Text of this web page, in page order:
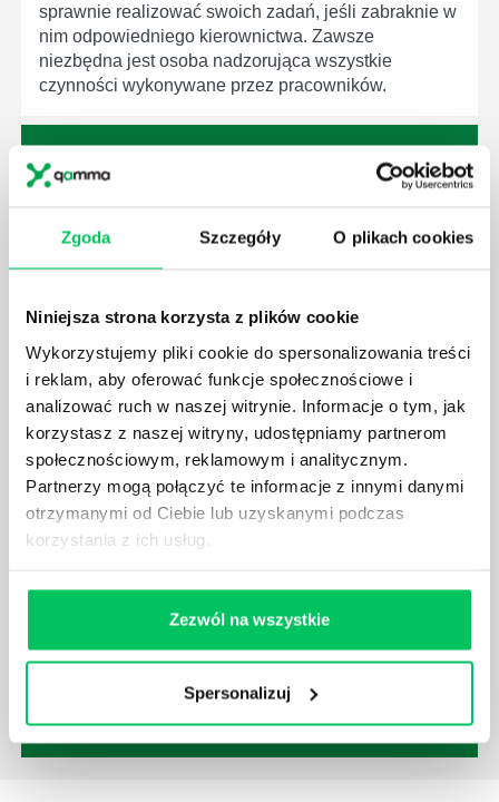
Zgoda Szczegóły O plikach cookies
Niniejsza strona korzysta z plików cookie
Wykorzystujemy pliki cookie do spersonalizowania treści
i reklam, aby oferować funkcje społecznościowe i
analizować ruch w naszej witrynie. Informacje o tym, jak
korzystasz z naszej witryny, udostępniamy partnerom
społecznościowym, reklamowym i analitycznym.
Partnerzy mogą połączyć te informacje z innymi danymi
otrzymanymi od Ciebie lub uzyskanymi podczas
korzystania z ich usług.
Zezwól na wszystkie
Spersonalizuj
sprawnie realizować swoich zadań, jeśli zabraknie w
nim odpowiedniego kierownictwa. Zawsze
niezbędna jest osoba nadzorująca wszystkie
czynności wykonywane przez pracowników.
JAK BRYGADZISTA MOŻE ROZWINĄĆ SWOJE
firmie. Osoba je pełniąca jest w pełni odpowiedzialna
działu.
JAKĄ METODĘ ZARZĄDZANIA POWINIEN ZNAĆ
KAŻDY MENEDŻER?
ludzkimi oraz poszczególnymi etapami projektu nie
jest jednak łatwe i warto mieć tego świadomość.